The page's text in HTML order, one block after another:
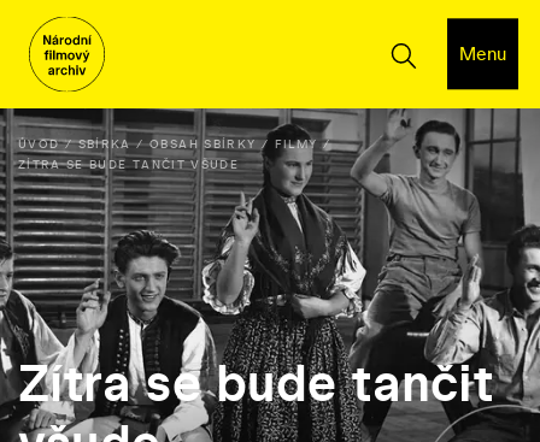
Menu
ÚVOD SBÍRKA OBSAH SBÍRKY
FILMY
ZÍTRA SE BUDE TANČIT VŠUDE
Zítra se bude tančit